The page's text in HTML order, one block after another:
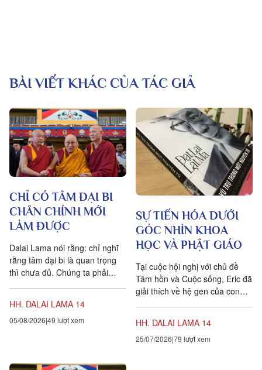
BÀI VIẾT KHÁC CỦA TÁC GIẢ
CHỈ CÓ TÂM ĐẠI BI
CHÂN CHÍNH MỚI
LÀM ĐƯỢC
Dalai Lama nói rằng: chỉ nghĩ
rằng tâm đại bi là quan trọng
thì chưa đủ. Chúng ta phải
HH. DALAI LAMA 14
05/08/2026 49 lượt xem
SỰ TIẾN HÓA DƯỚI
GÓC NHÌN KHOA
HỌC VÀ PHẬT GIÁO
Tại cuộc hội nghị với chủ đề
Tâm hồn và Cuộc sống, Eric đã
giải thích về hệ gen của con
HH. DALAI LAMA 14
25/07/2026 79 lượt xem